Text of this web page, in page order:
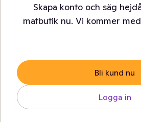
Skapa konto och säg
matbutik nu. Vi kommer
Bli kund nu
Logga in